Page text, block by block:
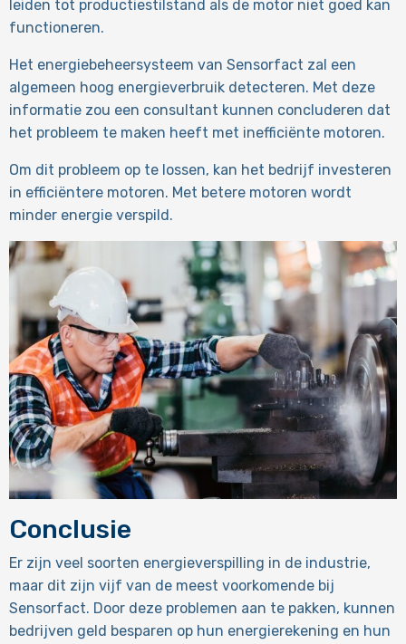
leiden tot productiestilstand als de motor niet goed kan
functioneren.
Het energiebeheersysteem van Sensorfact zal een
algemeen hoog energieverbruik detecteren. Met deze
informatie zou een consultant kunnen concluderen dat
het probleem te maken heeft met inefficiënte motoren.
Om dit probleem op te lossen, kan het bedrijf investeren
in efficiëntere motoren. Met betere motoren wordt
minder energie verspild.
Conclusie
Er zijn veel soorten energieverspilling in de industrie,
maar dit zijn vijf van de meest voorkomende bij
Sensorfact. Door deze problemen aan te pakken, kunnen
bedrijven geld besparen op hun energierekening en hun